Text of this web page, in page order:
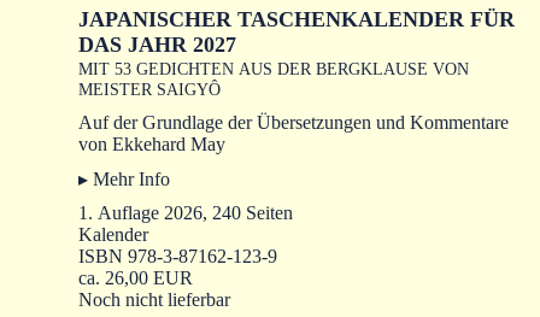
Bibliophilia
Autoren
JAPANISCHER TASCHENKALENDER FÜR
DAS JAHR 2027
MIT 53 GEDICHTEN AUS DER BERGKLAUSE VON
MEISTER SAIGYÔ
Auf der Grundlage der Übersetzungen und Kommentare
von Ekkehard May
▸ Mehr Info
1. Auflage 2026, 240 Seiten
Kalender
ISBN 978-3-87162-123-9
ca. 26,00 EUR
Noch nicht lieferbar